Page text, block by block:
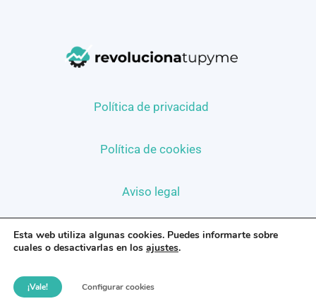
Política de privacidad
Política de cookies
Aviso legal
Política de privacidad en redes sociales
©2026 Revoluciona tu pyme
Esta web utiliza algunas cookies. Puedes informarte sobre
cuales o desactivarlas en los ajustes.
¡Vale! Configurar cookies